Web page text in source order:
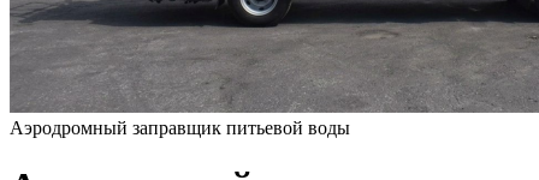
Аэродромный заправщик питьевой воды